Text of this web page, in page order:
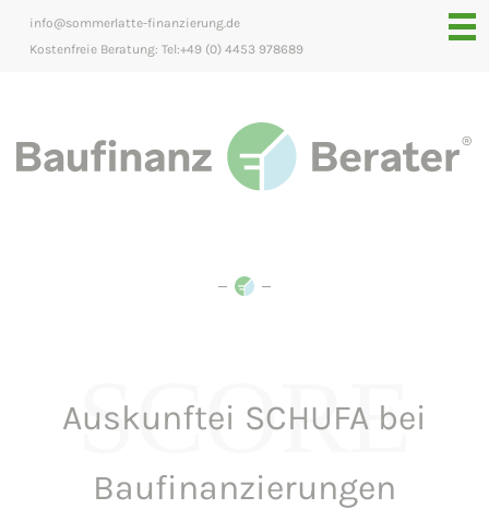
info@sommerlatte-finanzierung.de
Kostenfreie Beratung: Tel:+49 (0) 4453 978689
Auskunftei SCHUFA bei
Baufinanzierungen
SCORE